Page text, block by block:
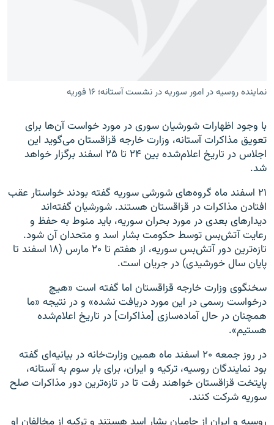
زبان‌های دیگر
نماینده روسیه در امور سوریه در نشست آستانه؛ ۱۶ فوریه
با وجود اظهارات شورشیان سوری در مورد خواست آن‌ها برای
تعویق مذاکرات آستانه، وزارت خارجه قزاقستان می‌گوید این
اجلاس در تاریخ اعلام‌شده بین ۲۴ تا ۲۵ اسفند برگزار خواهد
شد.
۲۱ اسفند ماه گروه‌های شورشی سوریه گفته بودند خواستار عقب
افتادن مذاکرات در قزاقستان هستند. شورشیان گفته‌اند
دیدارهای بعدی در مورد بحران سوریه، باید منوط به حفظ و
رعایت آتش‌بس توسط حکومت بشار اسد و متحدان آن شود.
تازه‌ترین دور آتش‌بس سوریه، از هفتم تا ۲۰ مارس (۱۸ اسفند تا
پایان سال خورشیدی) در جریان است.
سخنگوی وزارت خارجه قزاقستان اما گفته است «هیچ
درخواست رسمی در این مورد دریافت نشده» و در نتیجه «ما
همچنان در حال آماده‌سازی [مذاکرات] در تاریخ اعلام‌شده
هستیم».
در روز جمعه ۲۰ اسفند ماه همین وزارت‌خانه در بیانیه‌ای گفته
بود نمایندگان روسیه، ترکیه و ایران، برای بار سوم به آستانه،
پایتخت قزاقستان خواهند رفت تا در تازه‌ترین دور مذاکرات صلح
سوریه شرکت کنند.